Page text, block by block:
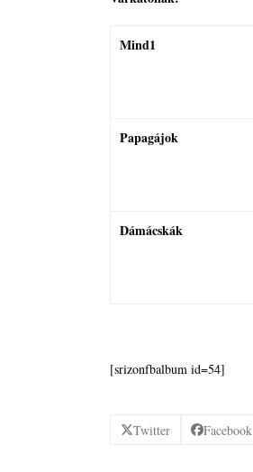
Mind1
Papagájok
Dámácskák
[srizonfbalbum id=54]
Twitter Facebook